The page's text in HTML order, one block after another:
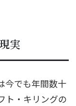
実
今でも年間数十
ト・キリングの